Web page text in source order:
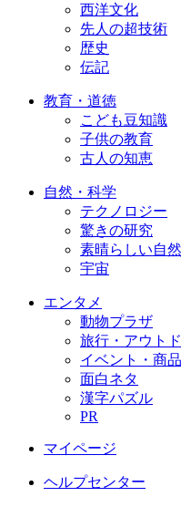
西洋文化
先人の超技術
歴史
伝記
教育・道徳
こども豆知識
子供の教育
古人の知恵
自然・科学
テクノロジー
驚きの研究
素晴らしい自然
宇宙
エンタメ
動物プラザ
旅行・アウト
イベント・商
面白ネタ
漢字パズル
PR
マイページ
ヘルプセンター